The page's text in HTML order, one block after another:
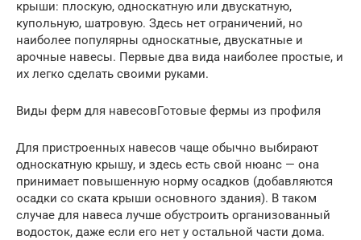
крыши: плоскую, односкатную или двускатную,
купольную, шатровую. Здесь нет ограничений, но
наиболее популярны односкатные, двускатные и
арочные навесы. Первые два вида наиболее простые, и
их легко сделать своими руками.
Виды ферм для навесовГотовые фермы из профиля
Для пристроенных навесов чаще обычно выбирают
односкатную крышу, и здесь есть свой нюанс — она
принимает повышенную норму осадков (добавляются
осадки со ската крыши основного здания). В таком
случае для навеса лучше обустроить организованный
водосток, даже если его нет у остальной части дома.